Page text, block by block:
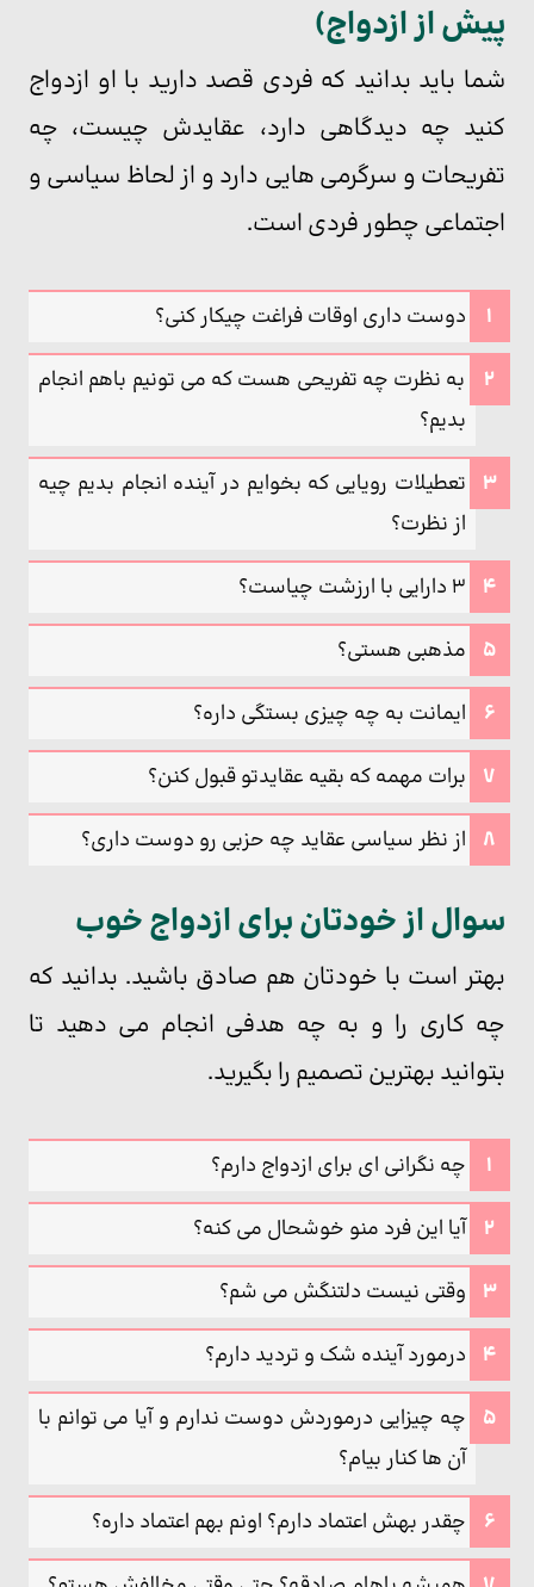
پیش از ازدواج)
شما باید بدانید که فردی قصد دارید با او ازدواج
کنید چه دیدگاهی دارد، عقایدش چیست، چه
تفریحات و سرگرمی هایی دارد و از لحاظ سیاسی و
اجتماعی چطور فردی است.
دوست داری اوقات فراغت چیکار کنی؟
به نظرت چه تفریحی هست که می تونیم باهم انجام
بدیم؟
تعطیلات رویایی که بخوایم در آینده انجام بدیم چیه
از نظرت؟
3 دارایی با ارزشت چیاست؟
مذهبی هستی؟
ایمانت به چه چیزی بستگی داره؟
برات مهمه که بقیه عقایدتو قبول کنن؟
از نظر سیاسی عقاید چه حزبی رو دوست داری؟
سوال از خودتان برای ازدواج خوب
بهتر است با خودتان هم صادق باشید. بدانید که
چه کاری را و به چه هدفی انجام می دهید تا
بتوانید بهترین تصمیم را بگیرید.
چه نگرانی ای برای ازدواج دارم؟
آیا این فرد منو خوشحال می کنه؟
وقتی نیست دلتنگش می شم؟
درمورد آینده شک و تردید دارم؟
چه چیزایی درموردش دوست ندارم و آیا می توانم با
آن ها کنار بیام؟
چقدر بهش اعتماد دارم؟ اونم بهم اعتماد داره؟